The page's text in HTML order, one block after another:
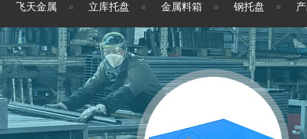
飞天金属 立库托盘 金属料箱 钢托盘